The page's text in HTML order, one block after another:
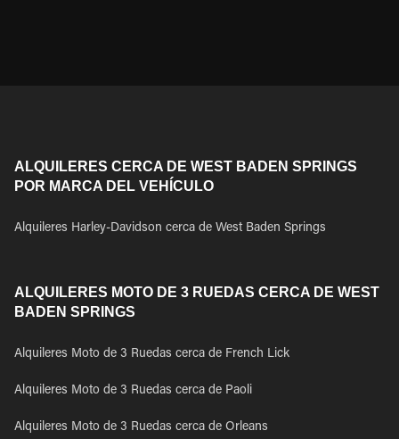
ALQUILERES CERCA DE WEST BADEN SPRINGS
POR MARCA DEL VEHÍCULO
Alquileres Harley-Davidson cerca de West Baden Springs
ALQUILERES MOTO DE 3 RUEDAS CERCA DE WEST
BADEN SPRINGS
Alquileres Moto de 3 Ruedas cerca de French Lick
Alquileres Moto de 3 Ruedas cerca de Paoli
Alquileres Moto de 3 Ruedas cerca de Orleans